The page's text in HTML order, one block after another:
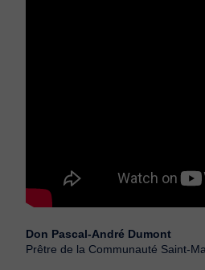
Don Pascal-André Dumont
Prêtre de la Communauté Saint-